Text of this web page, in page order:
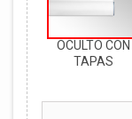
OCULTO CON
TAPAS